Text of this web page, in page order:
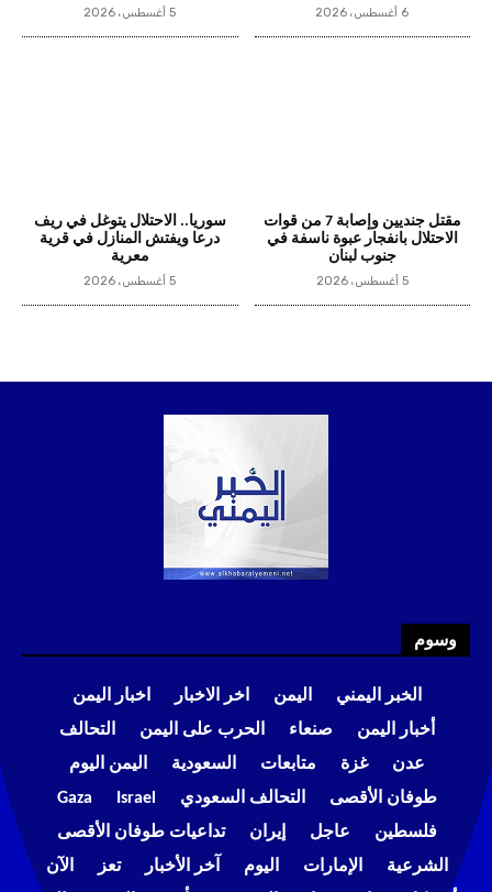
وسوم
الخبر اليمني اليمن اخر الاخبار
اخبار اليمن
أخبار اليمن
صنعاء الحرب على اليمن
التحالف
عدن
غزة متابعات السعودية
اليمن اليوم
طوفان الأقصى
التحالف السعودي Israel
Gaza
فلسطين
عاجل إيران
تداعيات طوفان الأقصى
الشرعية
الإمارات اليوم آخر الأخبار تعز
الآن